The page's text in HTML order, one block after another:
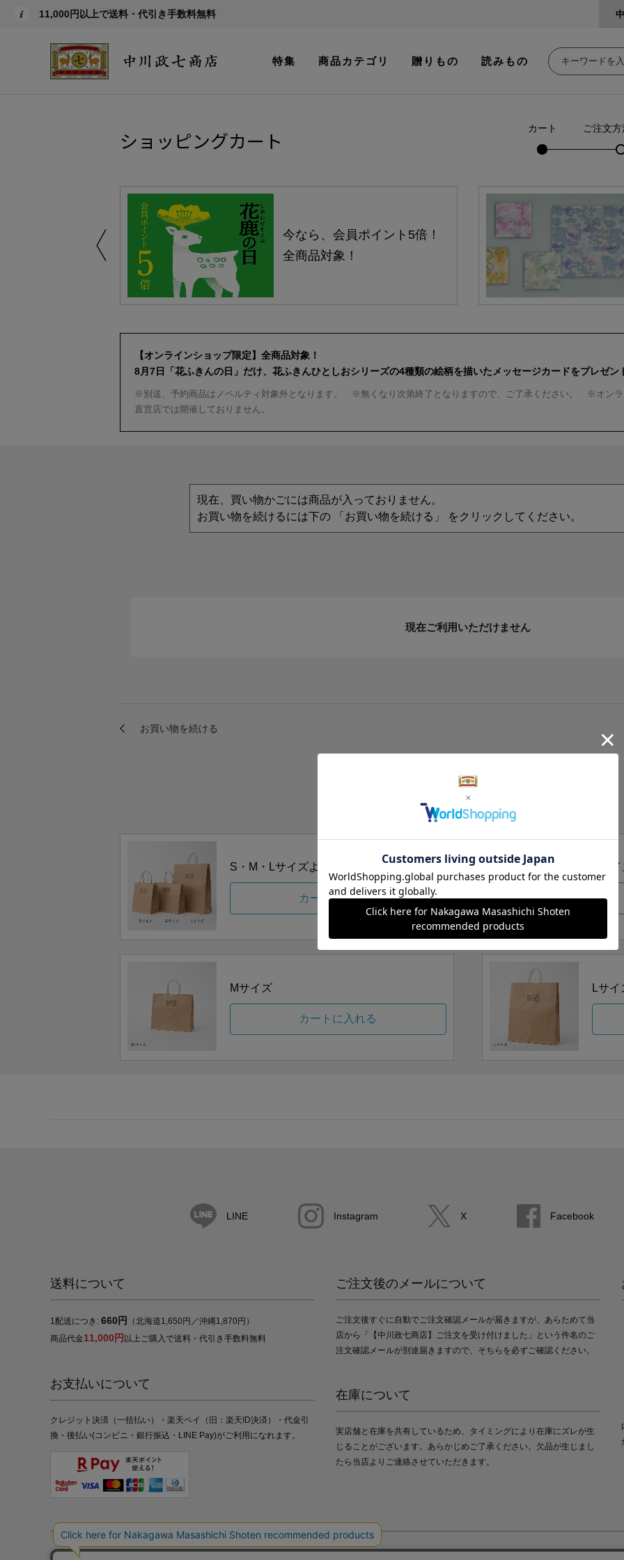
11,000円以上で送料・代引き手数料無料
特集 商品カテゴリ 贈りもの 読みもの
ショッピングカート カート ご注文
今なら、会員ポイント5倍！
全商品対象！
【オンラインショップ限定】全商品対象！
8月7日「花ふきんの日」だけ、花ふきんひとしおシリーズの4種類の絵柄を描いたメッセージカードをプレゼン
※別送、予約商品はノベルティ対象外となります。 ※無くなり次第終了となりますので、ご了承ください。 ※オンラ
直営店では開催しておりません。
現在、買い物かごには商品が入っておりません。
お買い物を続けるには下の 「お買い物を続ける」 をクリックしてください。
現在ご利用いただけません
手提げ袋（有料）はこちら
S・M・Lの3つサイズをご用意しております。
S・M・Lサイズより当店にお任せ
カートに入れる
Sサ
Mサイズ
カートに入れる
Lサイ
LINE Instagram X Facebook
送料について
1配送につき: 660円
（北海道1,650円／沖縄1,870円）
商品代金11,000円 以上ご購入で送料・代引き手数料無料
お支払いについて
クレジット決済（一括払い）・楽天ペイ（旧：楽天ID決済）・代金引
換・後払い(コンビニ・銀行振込・LINE Pay)がご利用になれます。
ご注文後のメールについて
ご注文後すぐに自動でご注文確認メールが届きますが、あらためて当
店から「【中川政七商店】ご注文を受け付けました」という件名のご
注文確認メールが別途届きますので、そちらを必ずご確認ください。
在庫について
実店舗と在庫を共有しているため、タイミングにより在庫にズレが生
じることがございます。あらかじめご了承ください。欠品が生じまし
たら当店よりご連絡させていただきます。